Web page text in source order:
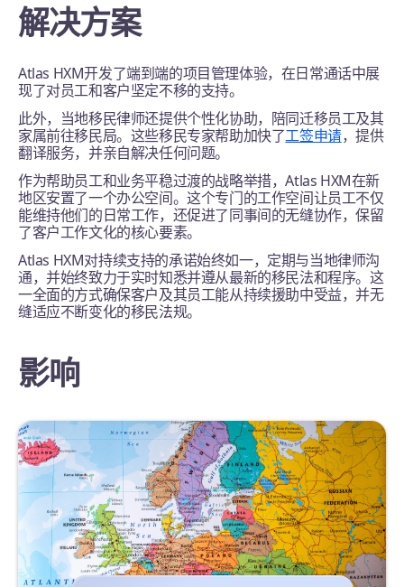
解决方案
Atlas HXM开发了端到端的项目管理体验，在日常通话中展
现了对员工和客户坚定不移的支持。
此外，当地移民律师还提供个性化协助，陪同迁移员工及其
家属前往移民局。这些移民专家帮助加快了工签申请，提供
翻译服务，并亲自解决任何问题。
作为帮助员工和业务平稳过渡的战略举措，Atlas HXM在新
地区安置了一个办公空间。这个专门的工作空间让员工不仅
能维持他们的日常工作，还促进了同事间的无缝协作，保留
了客户工作文化的核心要素。
Atlas HXM对持续支持的承诺始终如一，定期与当地律师沟
通，并始终致力于实时知悉并遵从最新的移民法和程序。这
一全面的方式确保客户及其员工能从持续援助中受益，并无
缝适应不断变化的移民法规。
影响